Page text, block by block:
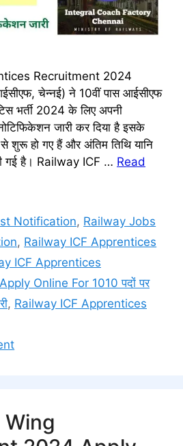
Recruitment 2024
चेन्नई) ने 10वीं पास आईसीएफ
भर्ती 2024 के लिए अपनी
जारी कर दिया है इसके
शुरू हो गए हैं और अंतिम तिथि यानि
है। Railway ICF … Read
Notification, Railway Jobs
, Railway ICF Apprentices
ICF Apprentices
Online For 1010 पदों पर
, Railway ICF Apprentices
Wing